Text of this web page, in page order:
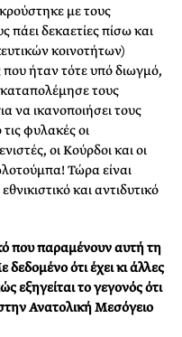
με τους
πάει δεκαετίες πίσω και
κοινοτήτων)
ήταν τότε υπό διωγμό,
καταπολέμησε τους
να ικανοποιήσει τους
φυλακές οι
οι Κούρδοι και οι
Τώρα είναι
και αντιδυτικό
που παραμένουν αυτή τη
ότι έχει κι άλλες
εξηγείται το γεγονός ότι
Ανατολική Μεσόγειο